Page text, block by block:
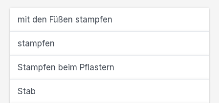
mit den Füßen stampfen
stampfen
Stampfen beim Pflastern
Stab